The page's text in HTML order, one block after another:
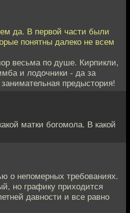
да. В первой части были
понятны далеко не всем
весьма по душе. Кирпикли,
и лодочники - да за
предыстория!
матки богомола. В какой
о непомерных требованиях.
но графику приходится
давности и все равно